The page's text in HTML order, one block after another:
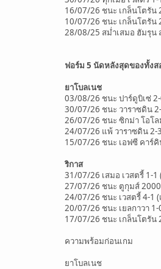
16/07/26 ชนะ เกล็นโตรัน
10/07/26 ชนะ เกล็นโตรัน
28/08/25 สม่ำเสมอ ฮัมรุน
ฟอร์ม 5 นัดหลังสุดของทั้งส
ยาโบลเนช
03/08/26 ชนะ ปาร์ดูบิเซ่ 2-
30/07/26 ชนะ วาราซดิน
26/07/26 ชนะ ซิกม่า โอโล
24/07/26 แพ้ วาราซดิน 2-
15/07/26 ชนะ เอฟซี คาร์
ริกาส
31/07/26 เสมอ เวสตรี้ 1-
27/07/26 ชนะ ตูกุมส์ 2000
24/07/26 ชนะ เวสตรี้ 4-1
20/07/26 ชนะ เยลกาวา 1-
17/07/26 ชนะ เกล็นโตรัน
ความพร้อมก่อนเกม
ยาโบลเนช